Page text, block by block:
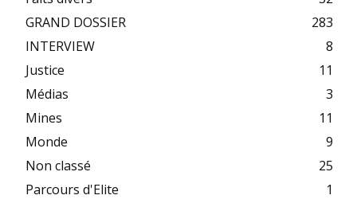
GRAND DOSSIER
283
INTERVIEW
8
Justice
11
Médias
3
Mines
11
Monde
9
Non classé
25
Parcours d'Elite
1